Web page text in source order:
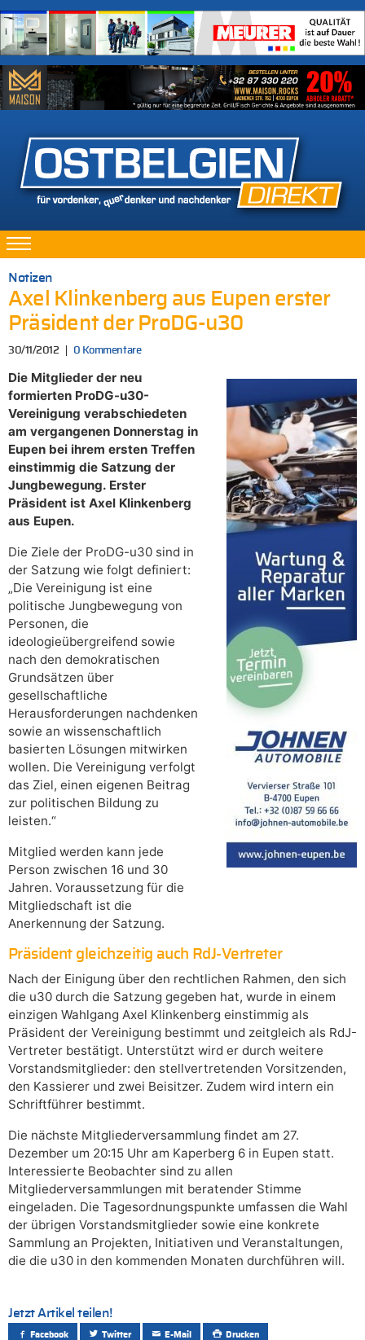
Notizen
Axel Klinkenberg aus Eupen erster
Präsident der ProDG-u30
30/11/2012 0 Kommentare
Die Mitglieder der neu
formierten ProDG-u30-
Vereinigung verabschiedeten
am vergangenen Donnerstag in
Eupen bei ihrem ersten Treffen
einstimmig die Satzung der
Jungbewegung. Erster
Präsident ist Axel Klinkenberg
aus Eupen.
Die Ziele der ProDG-u30 sind in
der Satzung wie folgt definiert:
„Die Vereinigung ist eine
politische Jungbewegung von
Personen, die
ideologieübergreifend sowie
nach den demokratischen
Grundsätzen über
gesellschaftliche
Herausforderungen nachdenken
sowie an wissenschaftlich
basierten Lösungen mitwirken
wollen. Die Vereinigung verfolgt
das Ziel, einen eigenen Beitrag
zur politischen Bildung zu
leisten.“
Mitglied werden kann jede
Person zwischen 16 und 30
Jahren. Voraussetzung für die
Mitgliedschaft ist die
Anerkennung der Satzung.
Präsident gleichzeitig auch RdJ-Vertreter
Nach der Einigung über den rechtlichen Rahmen, den sich
die u30 durch die Satzung gegeben hat, wurde in einem
einzigen Wahlgang Axel Klinkenberg einstimmig als
Präsident der Vereinigung bestimmt und zeitgleich als RdJ-
Vertreter bestätigt. Unterstützt wird er durch weitere
Vorstandsmitglieder: den stellvertretenden Vorsitzenden,
den Kassierer und zwei Beisitzer. Zudem wird intern ein
Schriftführer bestimmt.
Die nächste Mitgliederversammlung findet am 27.
Dezember um 20:15 Uhr am Kaperberg 6 in Eupen statt.
Interessierte Beobachter sind zu allen
Mitgliederversammlungen mit beratender Stimme
eingeladen. Die Tagesordnungspunkte umfassen die Wahl
der übrigen Vorstandsmitglieder sowie eine konkrete
Sammlung an Projekten, Initiativen und Veranstaltungen,
die die u30 in den kommenden Monaten durchführen will.
Jetzt Artikel teilen!
Facebook Twitter E-Mail Drucken